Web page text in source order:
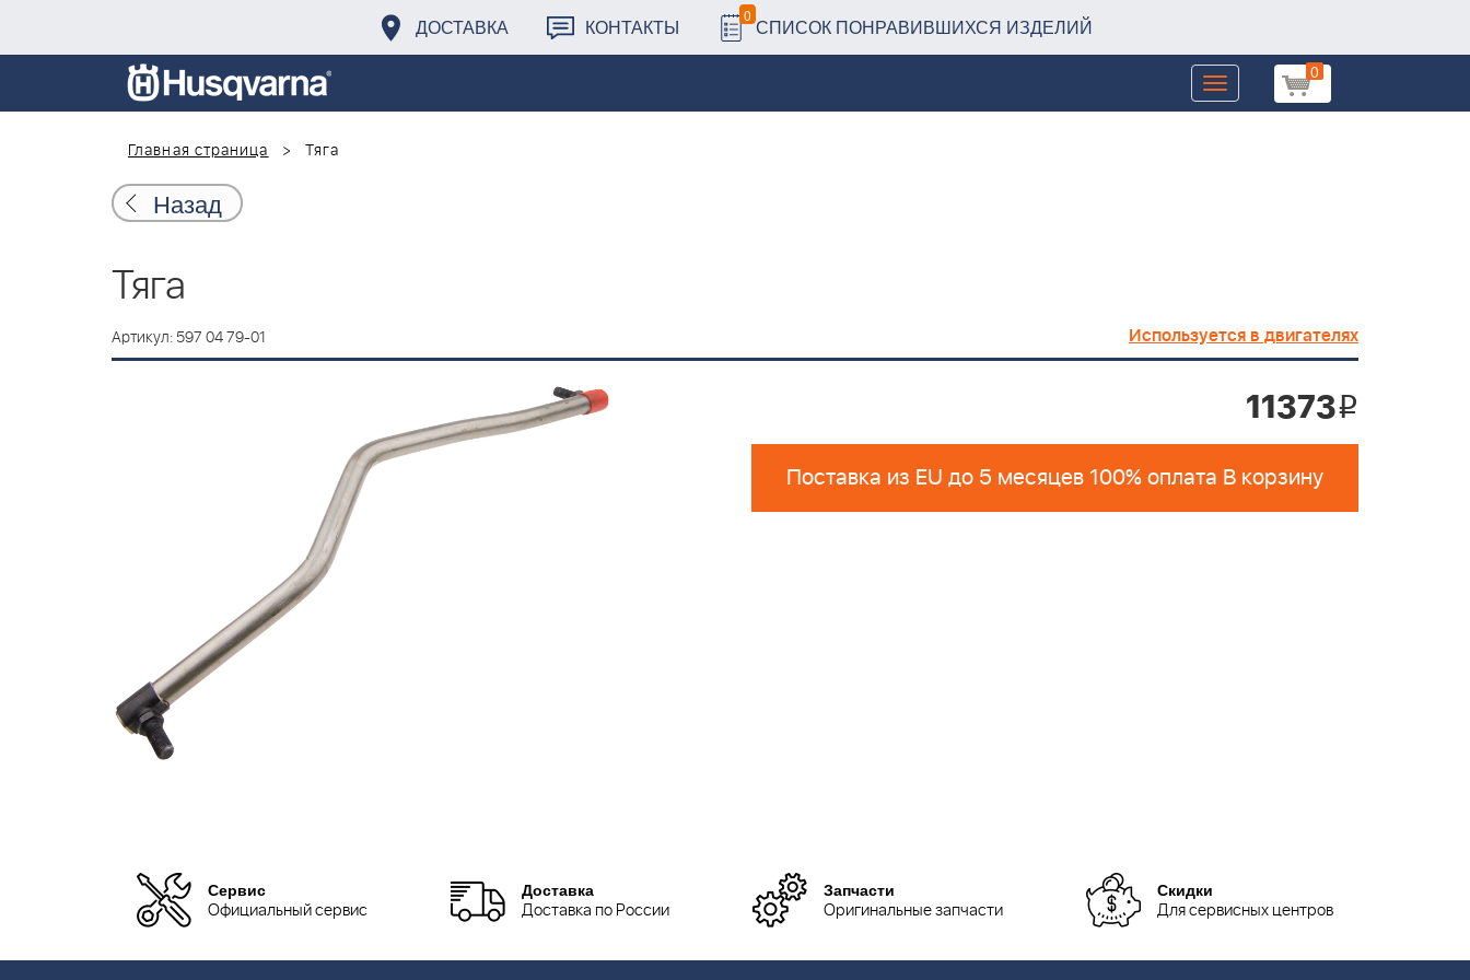
ДОСТАВКА КОНТАКТЫ 0 СПИСОК ПОНРАВИВШИХСЯ ИЗДЕЛИЙ
0
Toggle
navigation
Главная страница
Тяга
Назад
Тяга
Артикул: 597 04 79-01 Используется в двигателях
11373i
Поставка из EU до 5 месяцев 100% оплата В корзину
Сервис
Официальный сервис
Доставка
Доставка по России
Запчасти
Оригинальные запчасти
Скидки
Для сервисных центров